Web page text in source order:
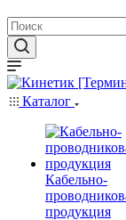
Каталог
Кабельно-
продукция